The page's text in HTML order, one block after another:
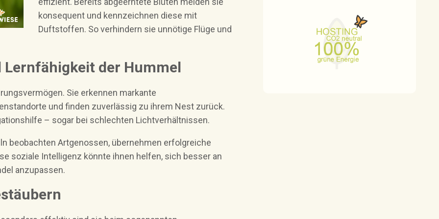
konsequent und kennzeichnen diese mit
Duftstoffen. So verhindern sie unnötige Flüge und
der Hummel
Sie erkennen markante
und finden zuverlässig zu ihrem Nest zurück.
– sogar bei schlechten Lichtverhältnissen.
beobachten Artgenossen, übernehmen erfolgreiche
soziale Intelligenz könnte ihnen helfen, sich besser an
anzupassen.